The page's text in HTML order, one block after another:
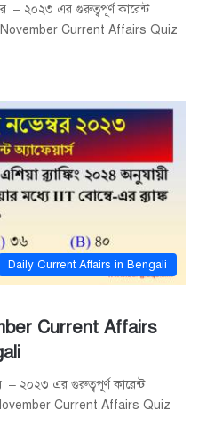
– ২০২৩ এর গুরুত্বপূর্ণ কারেন্ট
November Current Affairs Quiz
Daily Current Affairs in Bengali
Current Affairs
২০২৩ এর গুরুত্বপূর্ণ কারেন্ট
Current Affairs Quiz